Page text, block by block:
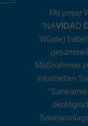
Mit unser
“NAVIDA D
Würde)
Maßnahmen
informellen